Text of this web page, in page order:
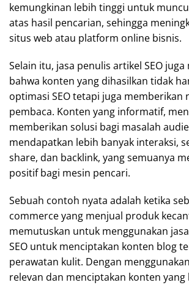
kemungkinan lebih tinggi untuk
atas hasil pencarian, sehingga
situs web atau platform online bisnis.
Selain itu, jasa penulis artikel SEO
bahwa konten yang dihasilkan tidak
optimasi SEO tetapi juga memberikan
pembaca. Konten yang informatif,
memberikan solusi bagi masalah
mendapatkan lebih banyak interaksi,
share, dan backlink, yang semuanya
positif bagi mesin pencari.
Sebuah contoh nyata adalah ketika
commerce yang menjual produk
memutuskan untuk menggunakan
SEO untuk menciptakan konten blog
perawatan kulit. Dengan
relevan dan menciptakan konten